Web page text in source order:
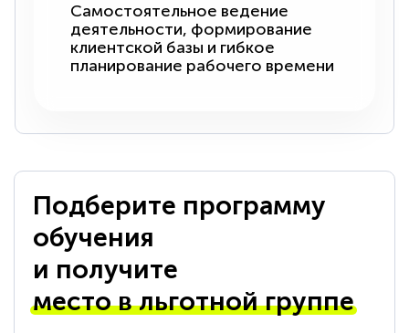
Самостоятельное ведение
деятельности, формирование
клиентской базы и гибкое
планирование рабочего времени
Подберите программу
обучения
и получите
место в льготной группе